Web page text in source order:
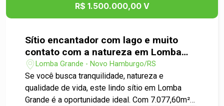
R$ 1.500.000,00 V
Sítio encantador com lago e muito
contato com a natureza em Lomba
Grande.
Lomba Grande - Novo Hamburgo/RS
Se você busca tranquilidade, natureza e
qualidade de vida, este lindo sítio em Lomba
Grande é a oportunidade ideal. Com 7.077,60m²